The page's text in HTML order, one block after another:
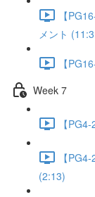
【
メント
【
Week 7
【
【
(2:13)